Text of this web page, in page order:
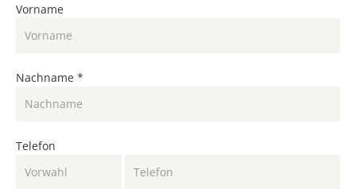
Vorname
Nachname *
Telefon